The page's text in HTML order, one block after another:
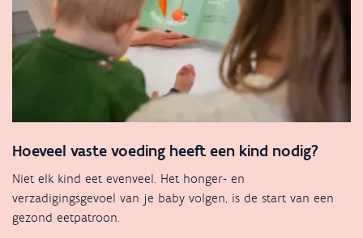
Hoeveel vaste voeding heeft een kind nodig?
Niet elk kind eet evenveel. Het honger- en
verzadigingsgevoel van je baby volgen, is de start van een
gezond eetpatroon.